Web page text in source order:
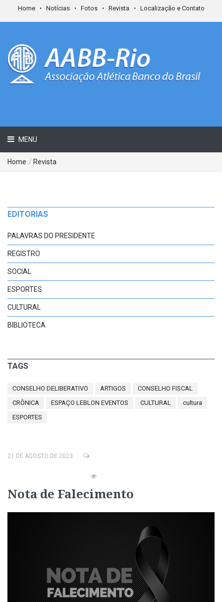
Home Notícias Fotos Revista Localização e Contato
MENU
Home / Revista
EDITORIAS
PALAVRAS DO PRESIDENTE
REGISTRO
SOCIAL
ESPORTES
CULTURAL
BIBLIOTECA
TAGS
CONSELHO DELIBERATIVO ARTIGOS
CONSELHO FISCAL
CRÔNICA
ESPAÇO LEBLON EVENTOS CULTURAL
cultura
ESPORTES
21 DE AGOSTO DE 2023
Nota de Falecimento